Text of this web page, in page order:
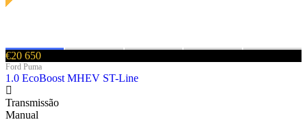
€20 650
Ford Puma
1.0 EcoBoost MHEV ST-Line
Transmissão
Manual